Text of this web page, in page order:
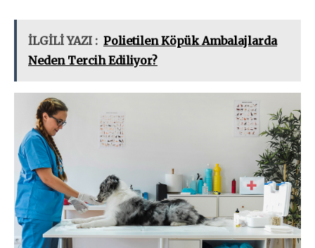
İLGİLİ YAZI : Polietilen Köpük Ambalajlarda
Neden Tercih Ediliyor?